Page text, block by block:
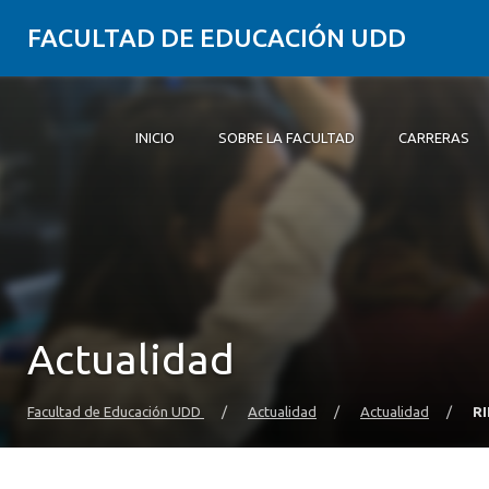
FACULTAD DE EDUCACIÓN UDD
INICIO SOBRE LA FACULTAD CARRERAS
Postgrado y Educación Continua
Actualidad
Facultad de Educación UDD / Actualidad / Actualidad /